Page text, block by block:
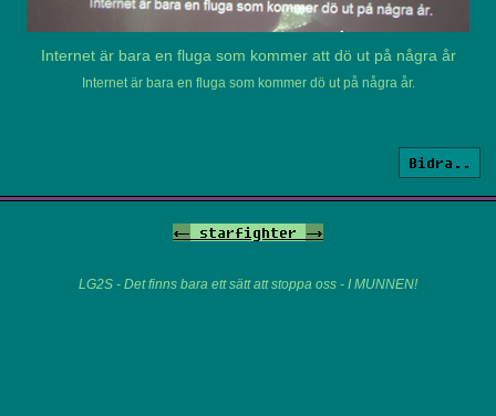
Internet är bara en fluga som kommer att dö ut på några år
Internet är bara en fluga som kommer dö ut på några år.
Bidra..
<- starfighter ->
LG2S - Det finns bara ett sätt att stoppa oss - I MUNNEN!